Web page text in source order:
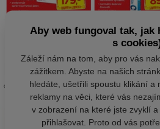
Aby web fungoval tak, jak
s
Záleží nám na tom, aby pro vás
zážitkem. Abyste na našich
hledáte, ušetřili spoustu klikání a
reklamy na věci, které vás
v zobrazení na které jste zvyklí
přihlašovat. Proto od vás